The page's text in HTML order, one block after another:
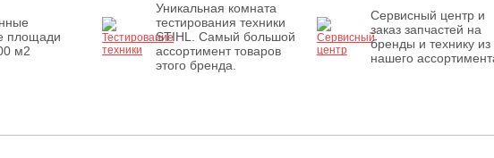
площади
м2
Уникальная комната
тестирования техники
STIHL. Самый большой
ассортимент товаров
этого бренда.
Сервисный центр и
заказ запчастей на
бренды и технику из
нашего